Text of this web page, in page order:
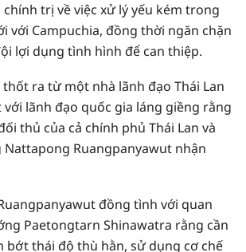
trị về việc xử lý yếu kém trong
với Campuchia, đồng thời ngăn chặn
lợi dụng tình hình để can thiệp.
ra từ một nhà lãnh đạo Thái Lan
với lãnh đạo quốc gia láng giềng rằng
thủ của cả chính phủ Thái Lan và
Nattapong Ruangpanyawut nhận
đồng tình với quan
Paetongtarn Shinawatra rằng cần
bớt thái độ thù hằn, sử dụng cơ chế